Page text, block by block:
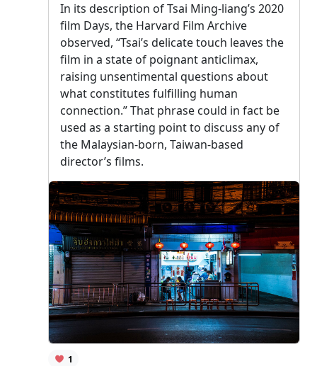
In its description of Tsai Ming-liang’s 2020
film Days, the Harvard Film Archive
observed, “Tsai’s delicate touch leaves the
film in a state of poignant anticlimax,
raising unsentimental questions about
what constitutes fulfilling human
connection.” That phrase could in fact be
used as a starting point to discuss any of
the Malaysian-born, Taiwan-based
director’s films.
1